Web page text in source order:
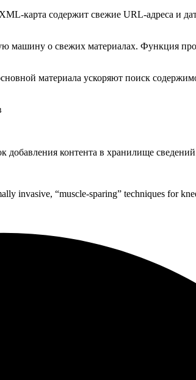
карта содержит свежие URL-адреса и
машину о свежих материалах. Функция
материала ускоряют поиск
добавления контента в хранилище
invasive, “muscle-sparing” techniques for